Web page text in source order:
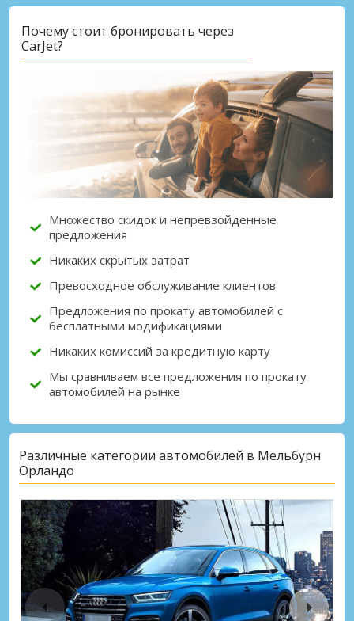
Лучшие сбережения
Получите доступ к эксклюзивным
предложениям партнёров
Войти с помощью eLink
Почему стоит бронировать через
CarJet?
Множество скидок и непревзойденные
предложения
Никаких скрытых затрат
Превосходное обслуживание клиентов
Предложения по прокату автомобилей с
бесплатными модификациями
Никаких комиссий за кредитную карту
Мы сравниваем все предложения по прокату
автомобилей на рынке
Различные категории автомобилей в Мельбурн
Орландо